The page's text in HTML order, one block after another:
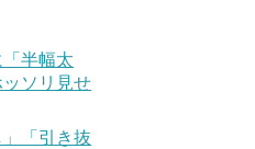
半幅太
ソリ見せ
「引き抜